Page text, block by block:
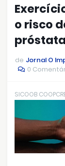
o risco
próstata
de Jornal O
0
SICOOB